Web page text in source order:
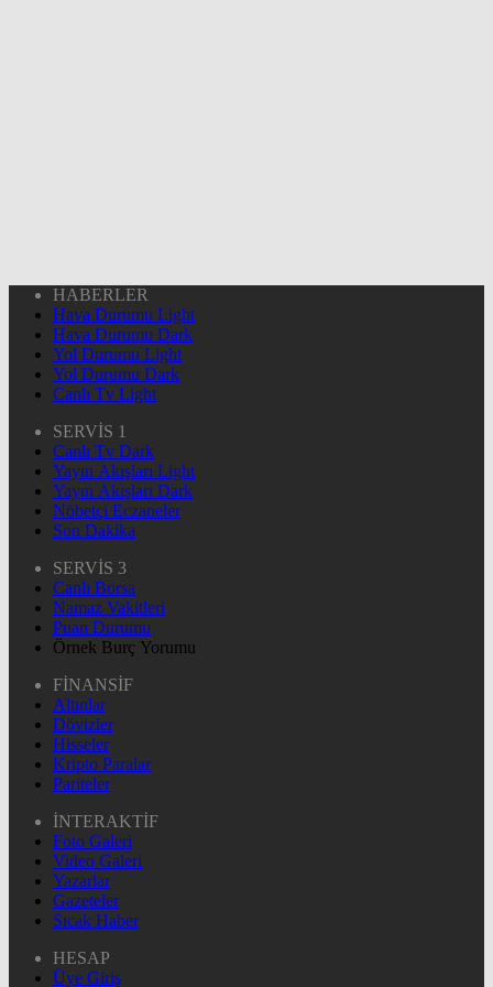
HABERLER
Hava Durumu Light
Hava Durumu Dark
Yol Durumu Light
Yol Durumu Dark
Canlı Tv Light
SERVİS 1
Canlı Tv Dark
Yayın Akışları Light
Yayın Akışları Dark
Nöbetçi Eczaneler
Son Dakika
SERVİS 3
Canlı Borsa
Namaz Vakitleri
Puan Durumu
Örnek Burç Yorumu
FİNANSİF
Altınlar
Dövizler
Hisseler
Kripto Paralar
Pariteler
İNTERAKTİF
Foto Galeri
Video Galeri
Yazarlar
Gazeteler
Sıcak Haber
HESAP
Üye Giriş